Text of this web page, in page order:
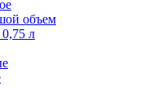
объем
л